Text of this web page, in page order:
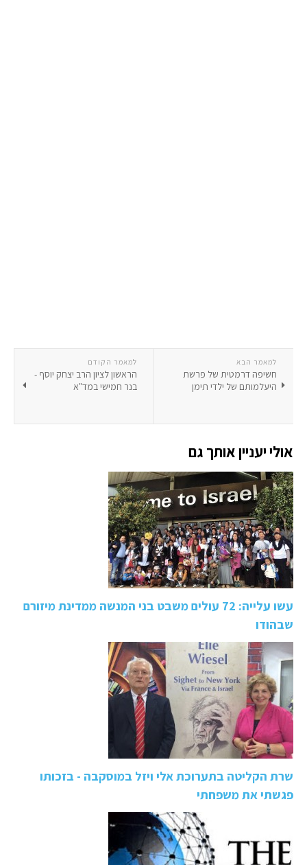
למאמר הקודם
הראשון לציון הרב יצחק יוסף -
בנר חמישי במד"א
למאמר הבא
חשיפה דרמטית של פרשת
היעלמותם של ילדי תימן
אולי יעניין אותך גם
עשו עלייה: 72 עולים משבט בני המנשה ממדינת מיזורם
שבהודו
שרת הקליטה בתערוכת אלי ויזל במוסקבה - בזכותו
פגשתי את משפחתי